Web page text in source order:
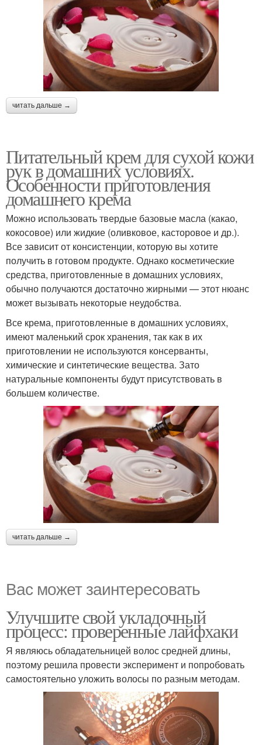
читать дальше →
Питательный крем для сухой кожи
рук в домашних условиях.
Особенности приготовления
домашнего крема
Можно использовать твердые базовые масла (какао,
кокосовое) или жидкие (оливковое, касторовое и др.).
Все зависит от консистенции, которую вы хотите
получить в готовом продукте. Однако косметические
средства, приготовленные в домашних условиях,
обычно получаются достаточно жирными — этот нюанс
может вызывать некоторые неудобства.
Все крема, приготовленные в домашних условиях,
имеют маленький срок хранения, так как в их
приготовлении не используются консерванты,
химические и синтетические вещества. Зато
натуральные компоненты будут присутствовать в
большем количестве.
читать дальше →
Вас может заинтересовать
Улучшите свой укладочный
процесс: проверенные лайфхаки
Я являюсь обладательницей волос средней длины,
поэтому решила провести эксперимент и попробовать
самостоятельно уложить волосы по разным методам.